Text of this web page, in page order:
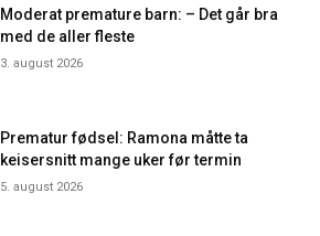
Moderat premature barn: – Det går bra
med de aller fleste
3. august 2026
Prematur fødsel: Ramona måtte ta
keisersnitt mange uker før termin
5. august 2026